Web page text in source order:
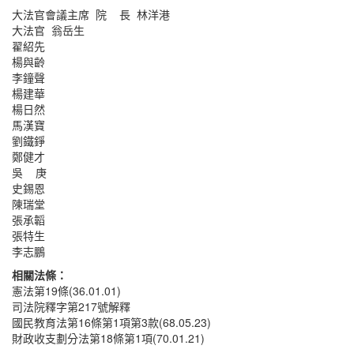
大法官會議主席 院 長 林洋港
大法官 翁岳生
翟紹先
楊與齡
李鐘聲
楊建華
楊日然
馬漢寶
劉鐵錚
鄭健才
吳 庚
史錫恩
陳瑞堂
張承韜
張特生
李志鵬
相關法條：
憲法第19條(36.01.01)
司法院釋字第217號解釋
國民教育法第16條第1項第3款(68.05.23)
財政收支劃分法第18條第1項(70.01.21)